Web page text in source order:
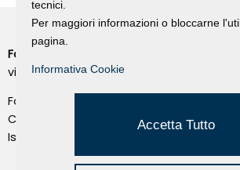
Fondazione Dino Zoli
viale Bologna 288, Forlì
Fondo dot. euro 285.000 i.v.
CF e P.IVA 03692820404
Isc.Reg Per.Giu. n. 10404
tecnici.
Per maggiori informazioni o bloccarne
pagina.
Informativa Cookie
Accetta Tutto